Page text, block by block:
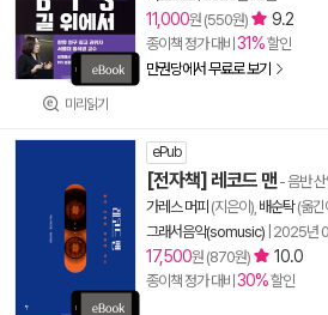
미리읽기
11,000원 (550원) 9.2
종이책 정가 대비 31%할인
만권당에서 무료로 보기
ePub
[전자책] 레코드 맨 - 음반
가레스 머피 (지은이), 배순탁(옮긴
그래서음악(somusic) 2025년
17,500원 (870원) 10.0
종이책 정가 대비 30%할인